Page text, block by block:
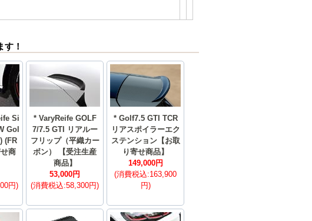
！
Si
Gol
(FR
商
円)
* VaryReife GOLF
7/7.5 GTI リアルー
フリップ（平織カー
ボン） 【受注生産
商品】
53,000円
(消費税込:58,300円)
* Golf7.5 GTI TCR
リアスポイラーエク
ステンション【お取
り寄せ商品】
149,000円
(消費税込:163,900
円)